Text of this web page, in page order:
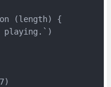
(length) {
playing.`)